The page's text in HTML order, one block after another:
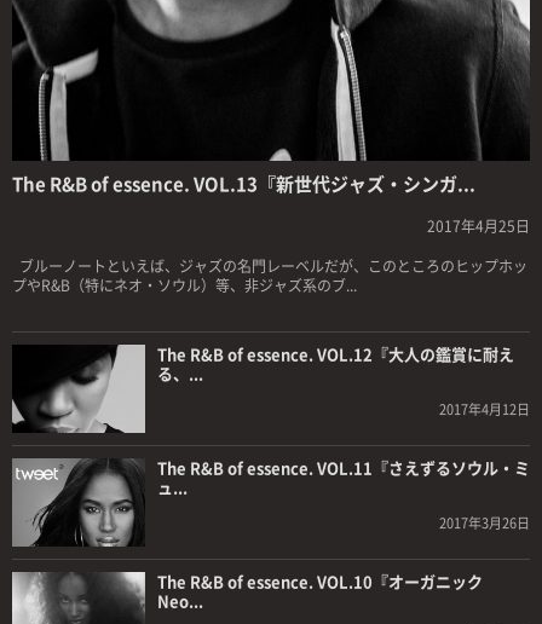
The R&B of essence. VOL.13『新世代ジャズ・シンガ...
2017年4月25日
ブルーノートといえば、ジャズの名門レーベルだが、このところのヒップホッ
プやR&B（特にネオ・ソウル）等、非ジャズ系のブ...
The R&B of essence. VOL.12『大人の鑑賞に耐え
る、...
2017年4月12日
The R&B of essence. VOL.11『さえずるソウル・ミ
ュ...
2017年3月26日
The R&B of essence. VOL.10『オーガニック
Neo...